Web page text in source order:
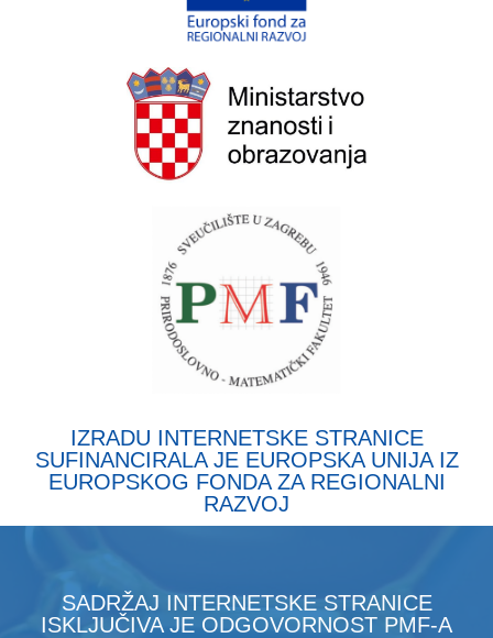
IZRADU INTERNETSKE STRANICE
SUFINANCIRALA JE EUROPSKA UNIJA IZ
EUROPSKOG FONDA ZA REGIONALNI
RAZVOJ
SADRŽAJ INTERNETSKE STRANICE
ISKLJUČIVA JE ODGOVORNOST PMF-A